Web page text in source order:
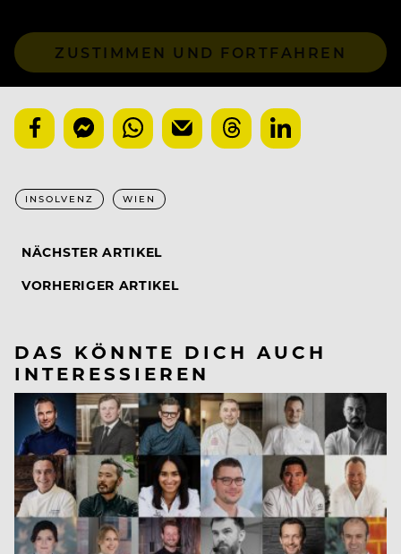
ZUSTIMMEN UND FORTFAHREN
INSOLVENZ WIEN
NÄCHSTER ARTIKEL
VORHERIGER ARTIKEL
DAS KÖNNTE DICH AUCH
INTERESSIEREN